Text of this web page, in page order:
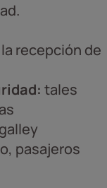
recepción de
tales
pasajeros